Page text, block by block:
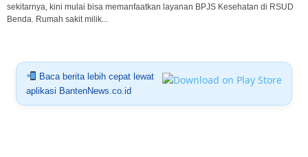
sekitarnya, kini mulai bisa memanfaatkan layanan BPJS Kesehatan di RSUD
Benda. Rumah sakit milik...
Baca berita lebih cepat lewat
aplikasi BantenNews.co.id